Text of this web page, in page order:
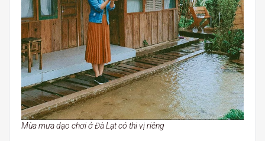
Mùa mưa dạo chơi ở Đà Lạt có thi vị riêng